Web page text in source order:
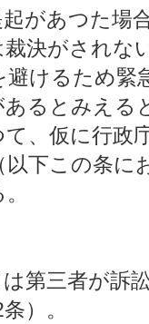
があつた場
決がされな
けるため緊
るとみえる
、仮に行政
下この条に
第三者が訴
）。